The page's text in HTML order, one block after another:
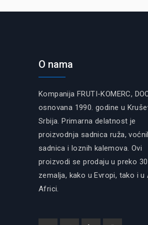
O nama
Kompanija FRUTI-KOMERC,
osnovana 1990. godine u
Srbija. Primarna delatnost je
proizvodnja sadnica ruža,
sadnica i loznih kalemova. Ovi
proizvodi se prodaju u preko 30
zemalja, kako u Evropi, tako i u
Africi.